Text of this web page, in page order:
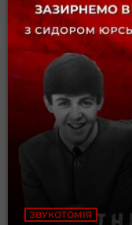
ЗВУКОТОМІЯ